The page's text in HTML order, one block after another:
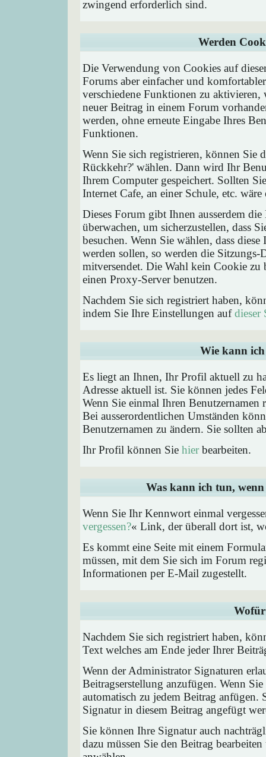
zwingend erforderlich sind.
Werden
Die Verwendung von Cookies auf
Forums aber einfacher und
verschiedene Funktionen zu
neuer Beitrag in einem Forum
werden, ohne erneute Eingabe Ihres
Funktionen.
Wenn Sie sich registrieren, können Sie
Rückkehr?' wählen. Dann wird Ihr
Ihrem Computer gespeichert. Sollten
Internet Cafe, an einer Schule, etc.
Dieses Forum gibt Ihnen ausserdem
überwachen, um sicherzustellen, dass
besuchen. Wenn Sie wählen, dass
werden sollen, so werden die
mitversendet. Die Wahl kein Cookie zu
einen Proxy-Server benutzen.
Nachdem Sie sich registriert haben,
indem Sie Ihre Einstellungen aufdieser
Wie kann
Es liegt an Ihnen, Ihr Profil aktuell zu
Adresse aktuell ist. Sie können jedes
Wenn Sie einmal Ihren
Bei ausserordentlichen Umständen
Benutzernamen zu ändern. Sie sollten
Ihr Profil können Sie hierbearbeiten.
Was kann ich tun, wenn
Wenn Sie Ihr Kennwort einmal
vergessen?« Link, der überall dort ist,
Es kommt eine Seite mit einem
müssen, mit dem Sie sich im Forum
Informationen per E-Mail zugestellt.
Nachdem Sie sich registriert haben,
Text welches am Ende jeder Ihrer
Wenn der Administrator Signaturen
Beitragserstellung anzufügen. Wenn
automatisch zu jedem Beitrag
Signatur in diesem Beitrag angefügt
Sie können Ihre Signatur auch
dazu müssen Sie den Beitrag